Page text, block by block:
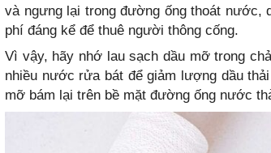
và ngưng lại trong đường ống thoát nước,
phí đáng kể để thuê người thông cống.
Vì vậy, hãy nhớ lau sạch dầu mỡ trong
nhiều nước rửa bát để giảm lượng dầu
mỡ bám lại trên bề mặt đường ống nước